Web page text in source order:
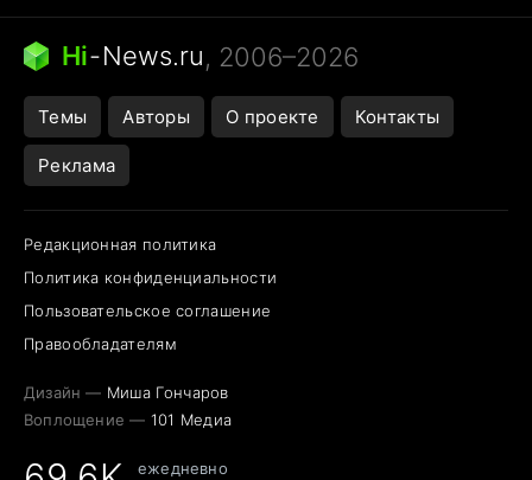
Бензин 100 vs 95
Тунцы в океанариуме
Следующая пандемия
Hi-News.ru, 2006–2026
Темы Авторы О проекте Контакты
Реклама
Редакционная политика
Политика конфиденциальности
Пользовательское соглашение
Правообладателям
Дизайн — Миша Гончаров
Воплощение — 101 Медиа
ежедневно